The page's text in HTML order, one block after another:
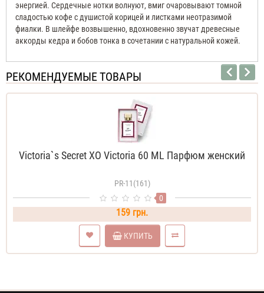
энергией. Сердечные нотки волнуют, вмиг очаровывают томной
сладостью кофе с душистой корицей и листками неотразимой
фиалки. В шлейфе возвышенно, вдохновенно звучат древесные
аккорды кедра и бобов тонка в сочетании с натуральной кожей.
РЕКОМЕНДУЕМЫЕ ТОВАРЫ
Victoria`s Secret XO Victoria 60 ML Парфюм женский
PR-11(161)
0
159 грн.
КУПИТЬ